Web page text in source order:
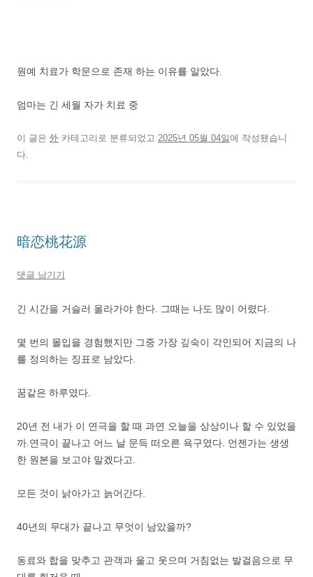
원예 치료가 학문으로 존재 하는 이유를 알았다.
엄마는 긴 세월 자가 치료 중
이 글은 外 카테고리로 분류되었고 2025년 05월 04일에 작성됐습니
다.
暗恋桃花源
댓글 남기기
긴 시간을 거슬러 올라가야 한다. 그때는 나도 많이 어렸다.
몇 번의 몰입을 경험했지만 그중 가장 깊숙이 각인되어 지금의 나
를 정의하는 징표로 남았다.
꿈같은 하루였다.
20년 전 내가 이 연극을 할 때 과연 오늘을 상상이나 할 수 있었을
까.연극이 끝나고 어느 날 문득 떠오른 욕구였다. 언젠가는 생생
한 원본을 보고야 말겠다고.
모든 것이 낡아가고 늙어간다.
40년의 무대가 끝나고 무엇이 남았을까?
동료와 합을 맞추고 관객과 울고 웃으며 거침없는 발걸음으로 무